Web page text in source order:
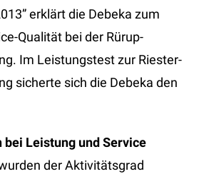
erklärt die Debeka zum
Qualität bei der Rürup-
Im Leistungstest zur Riester-
sicherte sich die Debeka den
bei Leistung und Service
der Aktivitätsgrad